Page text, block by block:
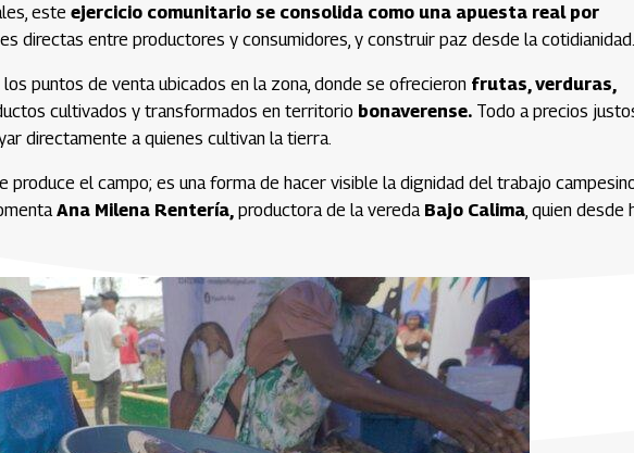
este ejercicio comunitario se consolida como una apuesta real por
directas entre productores y consumidores, y construir paz desde la cotidianidad.
puntos de venta ubicados en la zona, donde se ofrecieron frutas, verduras,
cultivados y transformados en territorio bonaverense. Todo a precios
directamente a quienes cultivan la tierra.
produce el campo; es una forma de hacer visible la dignidad del trabajo
Ana Milena Rentería, productora de la vereda Bajo Calima, quien desde